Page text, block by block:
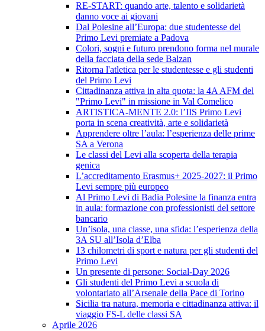
RE-START: quando arte, talento e solidarietà
danno voce ai giovani
Dal Polesine all’Europa: due studentesse del
Primo Levi premiate a Padova
Colori, sogni e futuro prendono forma nel murale
della facciata della sede Balzan
Ritorna l'atletica per le studentesse e gli studenti
del Primo Levi
Cittadinanza attiva in alta quota: la 4A AFM del
"Primo Levi" in missione in Val Comelico
ARTISTICA-MENTE 2.0: l’IIS Primo Levi
porta in scena creatività, arte e solidarietà
Apprendere oltre l’aula: l’esperienza delle prime
SA a Verona
Le classi del Levi alla scoperta della terapia
genica
L’accreditamento Erasmus+ 2025-2027: il Primo
Levi sempre più europeo
Al Primo Levi di Badia Polesine la finanza entra
in aula: formazione con professionisti del settore
bancario
Un’isola, una classe, una sfida: l’esperienza della
3A SU all’Isola d’Elba
13 chilometri di sport e natura per gli studenti del
Primo Levi
Un presente di persone: Social-Day 2026
Gli studenti del Primo Levi a scuola di
volontariato all’Arsenale della Pace di Torino
Sicilia tra natura, memoria e cittadinanza attiva: il
viaggio FS-L delle classi SA
Aprile 2026